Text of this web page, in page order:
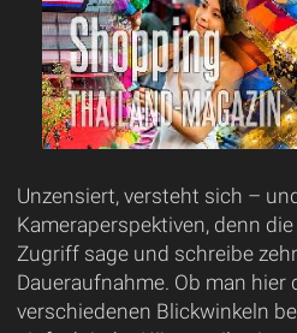
Unzensiert, versteht sich –
Kameraperspektiven, denn
Zugriff sage und schreibe
Daueraufnahme. Ob man hier
verschiedenen Blickwinkeln